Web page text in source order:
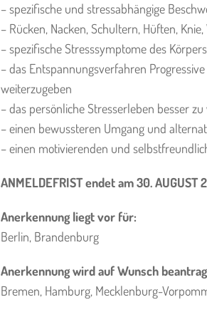
– spezifische und stressabhängige
– Rücken, Nacken, Schultern, Hüften,
– spezifische Stresssymptome des
– das Entspannungsverfahren
weiterzugeben
– das persönliche Stresserleben besser
– einen bewussteren Umgang und
– einen motivierenden und
ANMELDEFRIST endet am 30. AUGUST
Anerkennung liegt vor für:
Berlin, Brandenburg
Anerkennung wird auf Wunsch
Bremen, Hamburg, Mecklenburg-